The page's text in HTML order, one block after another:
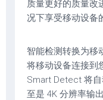
质量更好的质量改
况下享受移动设备
智能检测转换为移
将移动设备连接到
Smart Detect 将
至是 4K 分辨率输